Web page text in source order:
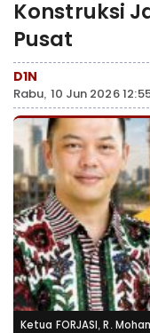
Konstruksi
Pusat
D1N
Rabu, 10 Jun 2026
Ketua FORJASI, R.